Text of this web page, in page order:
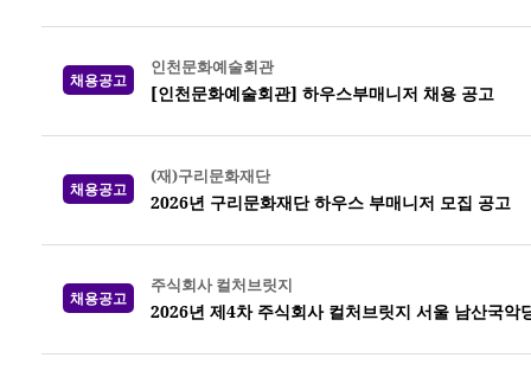
채용공고
인천문화예술회관
[인천문화예술회관] 하우스부매니저 채용 공고
채용공고
(재)구리문화재단
2026년 구리문화재단 하우스 부매니저 모집 공고
채용공고
주식회사 컬처브릿지
2026년 제4차 주식회사 컬처브릿지 서울 남산국악